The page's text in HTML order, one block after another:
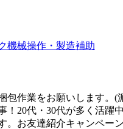
機械操作・製造補助
包作業をお願いします。(
！20代・30代が多く活躍
。お友達紹介キャンペー